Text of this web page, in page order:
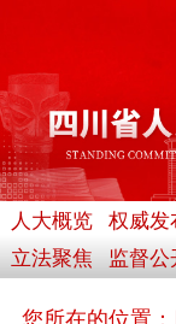
人大概览 权威发
立法聚焦
监督公
您所在的位置：